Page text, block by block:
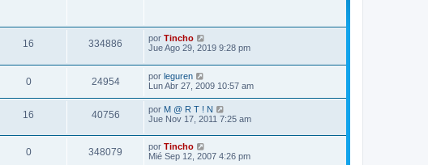
16 334886 por Tincho
Jue Ago 29, 2019 9:28 pm
0 24954 por leguren
Lun Abr 27, 2009 10:57 am
16 40756 por M @ R T ! N
Jue Nov 17, 2011 7:25 am
0 348079 por Tincho
Mié Sep 12, 2007 4:26 pm